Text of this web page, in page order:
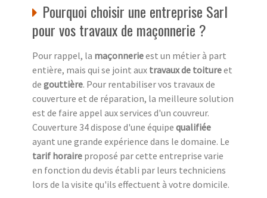
Pourquoi choisir une entreprise Sarl
pour vos travaux de maçonnerie ?
Pour rappel, la maçonnerieest un métier à part
entière, mais qui se joint aux travaux de toitureet
de gouttière. Pour rentabiliser vos travaux de
couverture et de réparation, la meilleure solution
est de faire appel aux services d'un couvreur.
Couverture 34 dispose d'une équipe qualifiée
ayant une grande expérience dans le domaine. Le
tarif horaire proposé par cette entreprise varie
en fonction du devis établi par leurs techniciens
lors de la visite qu'ils effectuent à votre domicile.